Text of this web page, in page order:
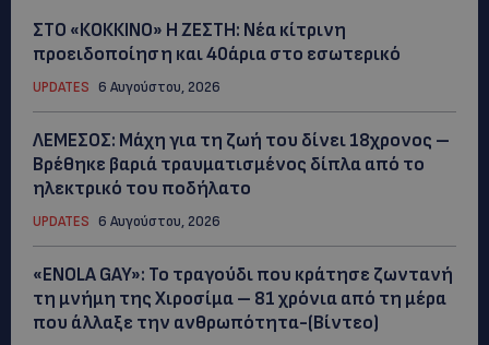
ΣΤΟ «ΚΟΚΚΙΝΟ» Η ΖΕΣΤΗ: Νέα κίτρινη
προειδοποίηση και 40άρια στο εσωτερικό
UPDATES 6 Αυγούστου, 2026
ΛΕΜΕΣΟΣ: Μάχη για τη ζωή του δίνει 18χρονος –
Βρέθηκε βαριά τραυματισμένος δίπλα από το
ηλεκτρικό του ποδήλατο
UPDATES 6 Αυγούστου, 2026
«ENOLA GAY»: Το τραγούδι που κράτησε ζωντανή
τη μνήμη της Χιροσίμα – 81 χρόνια από τη μέρα
που άλλαξε την ανθρωπότητα-(Bίντεο)